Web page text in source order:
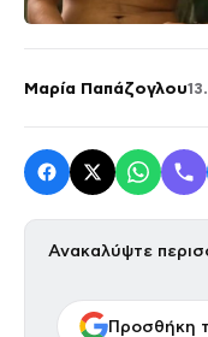
Μαρία Παπάζογλου
Ανακαλύψτε
Προσθήκη